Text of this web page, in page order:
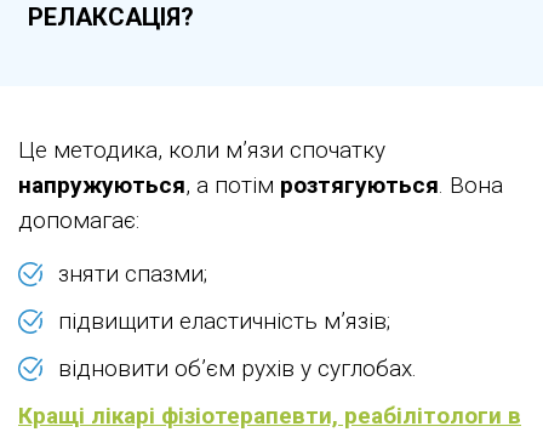
РЕЛАКСАЦІЯ?
Це методика, коли м’язи спочатку
напружуються, а потім розтягуються. Вона
допомагає:
зняти спазми;
підвищити еластичність м’язів;
відновити об’єм рухів у суглобах.
Кращі лікарі фізіотерапевти, реабілітологи в